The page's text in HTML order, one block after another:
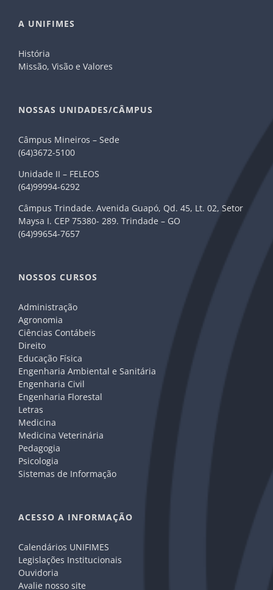
A UNIFIMES
História
Missão, Visão e Valores
NOSSAS UNIDADES/CÂMPUS
Câmpus Mineiros – Sede
(64)3672-5100
Unidade II – FELEOS
(64)99994-6292
Câmpus Trindade. Avenida Guapó, Qd. 45, Lt. 02, Setor
Maysa I. CEP 75380- 289. Trindade – GO
(64)99654-7657
NOSSOS CURSOS
Administração
Agronomia
Ciências Contábeis
Direito
Educação Física
Engenharia Ambiental e Sanitária
Engenharia Civil
Engenharia Florestal
Letras
Medicina
Medicina Veterinária
Pedagogia
Psicologia
Sistemas de Informação
ACESSO A INFORMAÇÃO
Calendários UNIFIMES
Legislações Institucionais
Ouvidoria
Avalie nosso site